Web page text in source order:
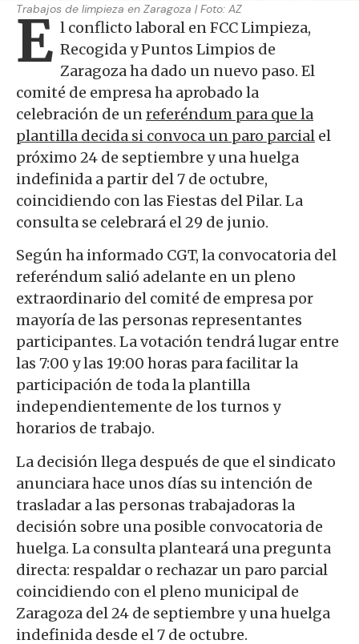
Trabajos de limpieza en Zaragoza | Foto: AZ
E l conflicto laboral en FCC Limpieza,
Recogida y Puntos Limpios de
Zaragoza ha dado un nuevo paso. El
comité de empresa ha aprobado la
celebración de unreferéndum para que la
plantilla decida si convoca un paro parcial el
próximo 24 de septiembre y una huelga
indefinida a partir del 7 de octubre,
coincidiendo con las Fiestas del Pilar. La
consulta se celebrará el 29 de junio.
Según ha informado CGT, la convocatoria del
referéndum salió adelante en un pleno
extraordinario del comité de empresa por
mayoría de las personas representantes
participantes. La votación tendrá lugar entre
las 7:00 y las 19:00 horas para facilitar la
participación de toda la plantilla
independientemente de los turnos y
horarios de trabajo.
La decisión llega después de que el sindicato
anunciara hace unos días su intención de
trasladar a las personas trabajadoras la
decisión sobre una posible convocatoria de
huelga. La consulta planteará una pregunta
directa: respaldar o rechazar un paro parcial
coincidiendo con el pleno municipal de
Zaragoza del 24 de septiembre y una huelga
indefinida desde el 7 de octubre.